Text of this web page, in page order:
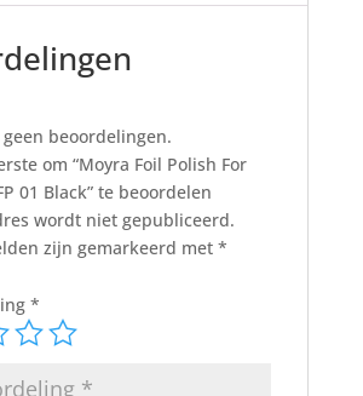
beoordelingen.
om “Moyra Foil Polish For
01 Black” te beoordelen
wordt niet gepubliceerd.
zijn gemarkeerd met *
*